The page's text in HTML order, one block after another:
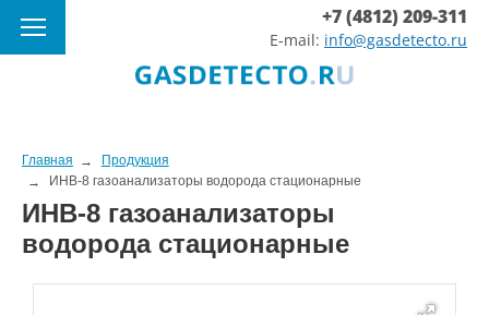
+7 (4812) 209-311
E-mail: info@gasdetecto.ru
Главная
Продукция
ИНВ-8 газоанализаторы водорода стационарные
ИНВ-8 газоанализаторы
водорода стационарные